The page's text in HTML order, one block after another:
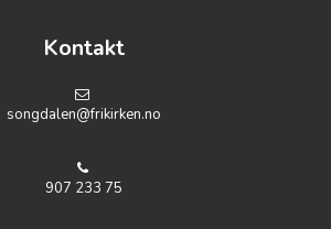
Kontakt
songdalen@frikirken.no
907 233 75